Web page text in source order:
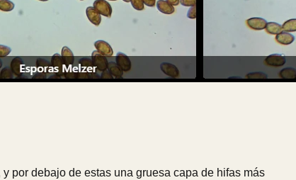
por debajo de estas una gruesa capa de hifas más